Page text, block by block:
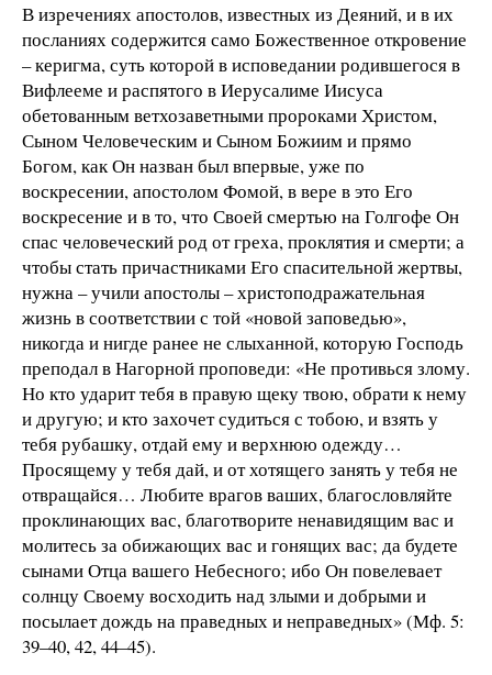
В изречениях апостолов, известных из Деяний, и в их
посланиях содержится само Божественное откровение
– керигма, суть которой в исповедании родившегося в
Вифлееме и распятого в Иерусалиме Иисуса
обетованным ветхозаветными пророками Христом,
Сыном Человеческим и Сыном Божиим и прямо
Богом, как Он назван был впервые, уже по
воскресении, апостолом Фомой, в вере в это Его
воскресение и в то, что Своей смертью на Голгофе Он
спас человеческий род от греха, проклятия и смерти; а
чтобы стать причастниками Его спасительной жертвы,
нужна – учили апостолы – христоподражательная
жизнь в соответствии с той «новой заповедью»,
никогда и нигде ранее не слыханной, которую Господь
преподал в Нагорной проповеди: «Не противься злому.
Но кто ударит тебя в правую щеку твою, обрати к нему
и другую; и кто захочет судиться с тобою, и взять у
тебя рубашку, отдай ему и верхнюю одежду…
Просящему у тебя дай, и от хотящего занять у тебя не
отвращайся… Любите врагов ваших, благословляйте
проклинающих вас, благотворите ненавидящим вас и
молитесь за обижающих вас и гонящих вас; да будете
сынами Отца вашего Небесного; ибо Он повелевает
солнцу Своему восходить над злыми и добрыми и
посылает дождь на праведных и неправедных» (Мф. 5:
39–40, 42, 44–45).